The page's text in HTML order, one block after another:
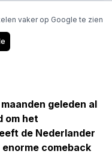
vaker op Google te zien
geleden al
om het
de Nederlander
enorme comeback